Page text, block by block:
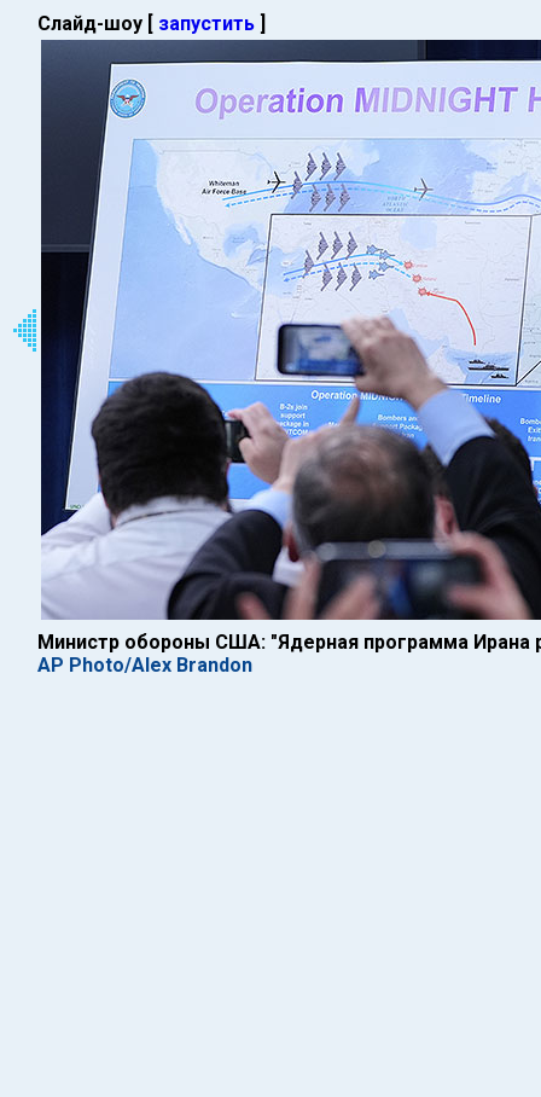
Слайд-шоу [ запустить ]
Министр обороны США: "Ядерная программа Ирана
AP Photo/Alex Brandon